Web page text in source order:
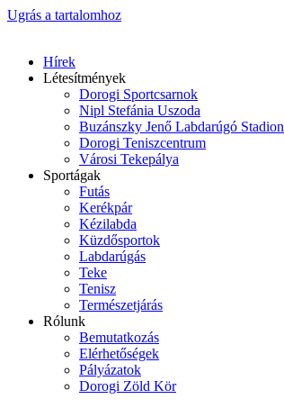
Ugrás a tartalomhoz
Hírek
Létesítmények
Dorogi Sportcsarnok
Nipl Stefánia Uszoda
Buzánszky Jenő Labdarúgó Stadion
Dorogi Teniszcentrum
Városi Tekepálya
Sportágak
Futás
Kerékpár
Kézilabda
Küzdősportok
Labdarúgás
Teke
Tenisz
Természetjárás
Rólunk
Bemutatkozás
Elérhetőségek
Pályázatok
Dorogi Zöld Kör